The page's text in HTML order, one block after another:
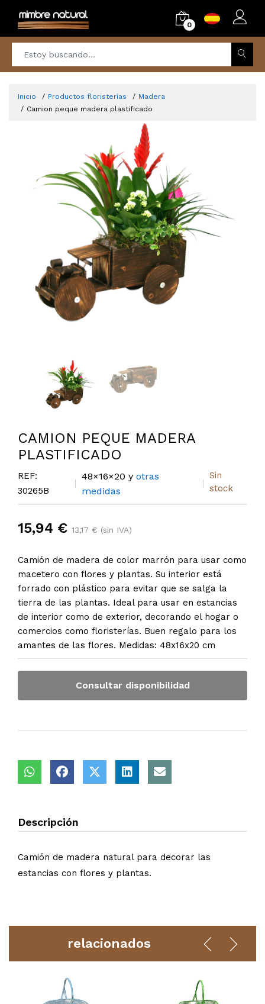
0
Inicio Productos floristerías
Madera
Camion peque madera plastificado
CAMION PEQUE MADERA
PLASTIFICADO
REF:
30265B
48×16×20 yotras
medidas
Sin
stock
15,94 € 13,17 € (sin IVA)
Camión de madera de color marrón para usar como
macetero con flores y plantas. Su interior está
forrado con plástico para evitar que se salga la
tierra de las plantas. Ideal para usar en estancias
de interior como de exterior, decorando el hogar o
comercios como floristerías. Buen regalo para los
amantes de las flores. Medidas: 48x16x20 cm
Consultar disponibilidad
Descripción
Camión de madera natural para decorar las
estancias con flores y plantas.
relacionados